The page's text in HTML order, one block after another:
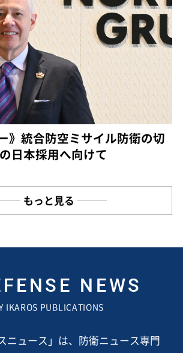
》統合防空ミサイル防衛の切
日本採用へ向けて
もっと見る
NEWS
IKAROS PUBLICATIONS
ニュース」は、防衛ニュース専門